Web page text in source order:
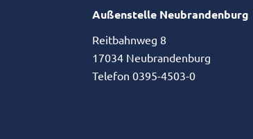
Außenstelle Neubrandenburg
Reitbahnweg 8
17034 Neubrandenburg
Telefon 0395-4503-0